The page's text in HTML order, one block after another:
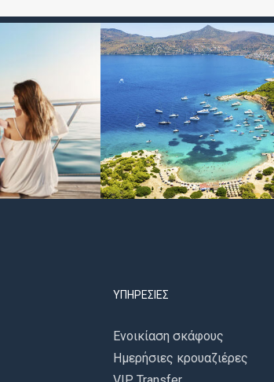
ΥΠΗΡΕΣΊΕΣ
Ενοικίαση σκάφους
Ημερήσιες κρουαζιέρες